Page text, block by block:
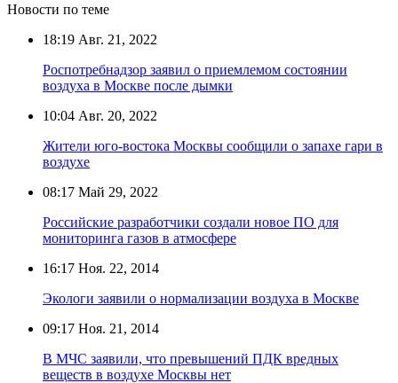
Новости по теме
18:19 Авг. 21, 2022
Роспотребнадзор заявил о приемлемом состоянии
воздуха в Москве после дымки
10:04 Авг. 20, 2022
Жители юго-востока Москвы сообщили о запахе гари в
воздухе
08:17 Май 29, 2022
Российские разработчики создали новое ПО для
мониторинга газов в атмосфере
16:17 Ноя. 22, 2014
Экологи заявили о нормализации воздуха в Москве
09:17 Ноя. 21, 2014
В МЧС заявили, что превышений ПДК вредных
веществ в воздухе Москвы нет